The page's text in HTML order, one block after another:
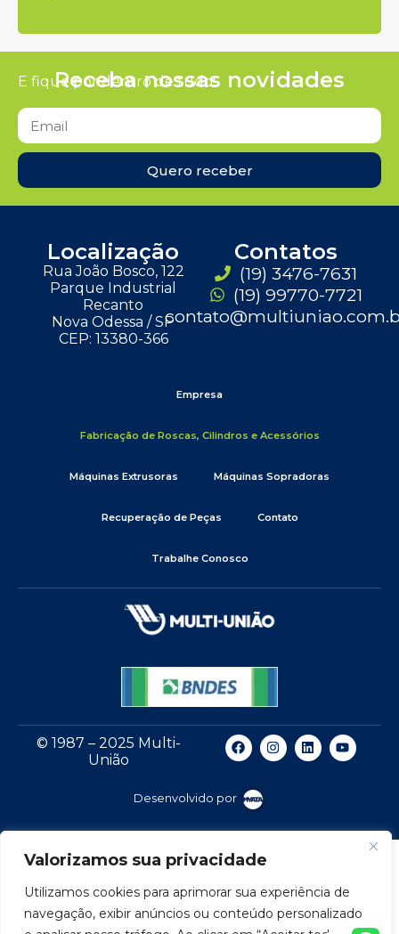
Valorizamos sua privacidade
Utilizamos cookies para aprimorar sua experiência de
navegação, exibir anúncios ou conteúdo personalizado
Receba nossas novidades
E fique por dentro de tudo!
Quero receber
Localização
Rua João Bosco, 122
Parque Industrial
Recanto
Nova Odessa / SP
CEP: 13380-366
Contatos
(19) 3476-7631
(19) 99770-7721
Empresa
Fabricação de Roscas, Cilindros e Acessórios
Máquinas Extrusoras Máquinas Sopradoras
Recuperação de Peças Contato
Trabalhe Conosco
© 1987 – 2025 Multi-
União
Desenvolvido por